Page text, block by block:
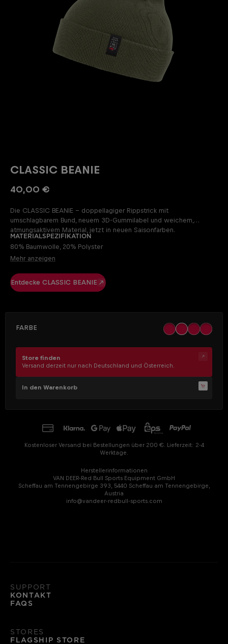
CLASSIC BEANIE
40,00 €
Die CLASSIC BEANIE – doppellagiger Rippstrick mit
umschlagbarem Bund, neuem 3D-Gummilabel und weichem,
atmungsaktivem Material, jetzt in neuen Saisonfarben.
Materialspezifikation
80% Baumwolle, 20% Polyster
Mehr anzeigen
Entdecke CLASSIC BEANIE
Farbe black khaki ocher off
Store finden
Versand derzeit nur nach Deutschland und Österreich.
In den Warenkorb
Kostenloser Versand bei Bestellungen über 200 €. Lieferzeit: 2-4
Werktage.
Herstellerinformationen
VAN DEER-Red Bull Sports Equipment GmbH
Scheffau am Tennengebirge 393, 5440 Scheffau am Tennengebirge,
Austria
info@vandeer-redbull-sports.com